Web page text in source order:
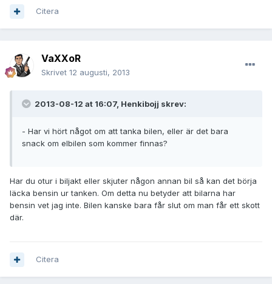
Citera
VaXXoR
Skrivet 12 augusti, 2013
2013-08-12 at 16:07, Henkibojj skrev:
- Har vi hört något om att tanka bilen, eller är det bara
snack om elbilen som kommer finnas?
Har du otur i biljakt eller skjuter någon annan bil så kan det börja
läcka bensin ur tanken. Om detta nu betyder att bilarna har
bensin vet jag inte. Bilen kanske bara får slut om man får ett skott
där.
Citera